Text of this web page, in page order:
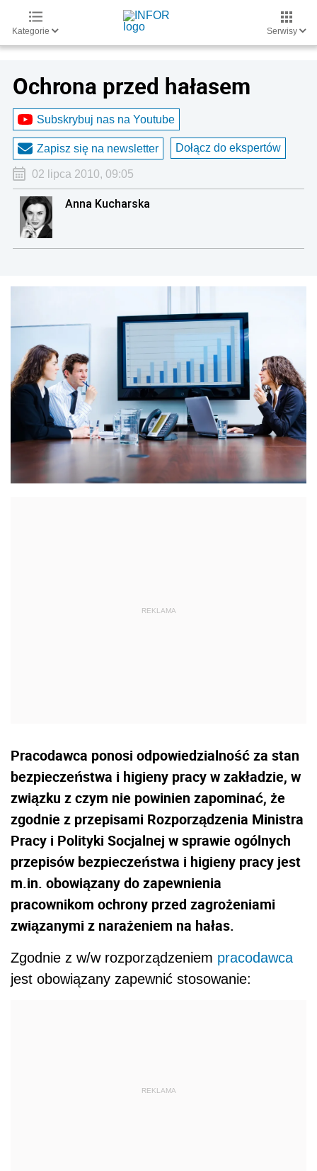
Kategorie Serwisy
Ochrona przed hałasem
Subskrybuj nas na Youtube
Zapisz się na newsletter Dołącz do ekspertów
02 lipca 2010, 09:05
Anna Kucharska
Pracodawca ponosi odpowiedzialność za stan
bezpieczeństwa i higieny pracy w zakładzie, w
związku z czym nie powinien zapominać, że
zgodnie z przepisami Rozporządzenia Ministra
Pracy i Polityki Socjalnej w sprawie ogólnych
przepisów bezpieczeństwa i higieny pracy jest
m.in. obowiązany do zapewnienia
pracownikom ochrony przed zagrożeniami
związanymi z narażeniem na hałas.
Zgodnie z w/w rozporządzeniem pracodawca
jest obowiązany zapewnić stosowanie:
REKLAMA